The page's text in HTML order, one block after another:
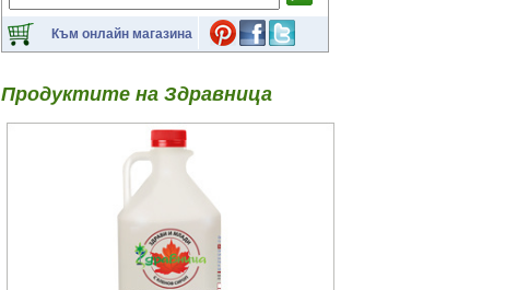
Към онлайн магазина
Продуктите на Здравница